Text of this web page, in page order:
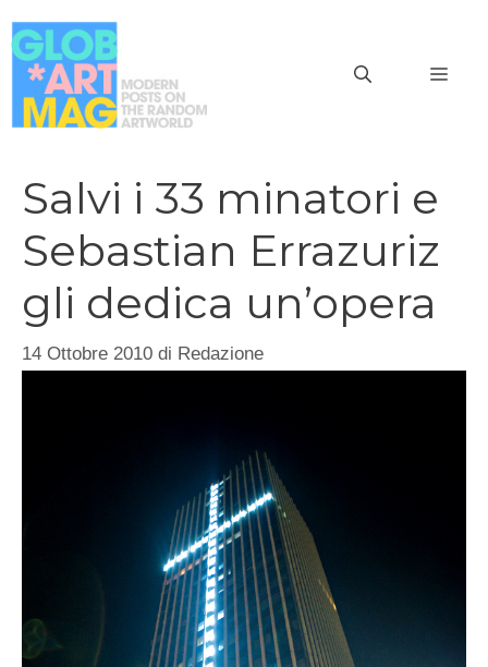
al
contenuto
Salvi i 33 minatori e
Sebastian Errazuriz
gli dedica un’opera
14 Ottobre 2010 di Redazione